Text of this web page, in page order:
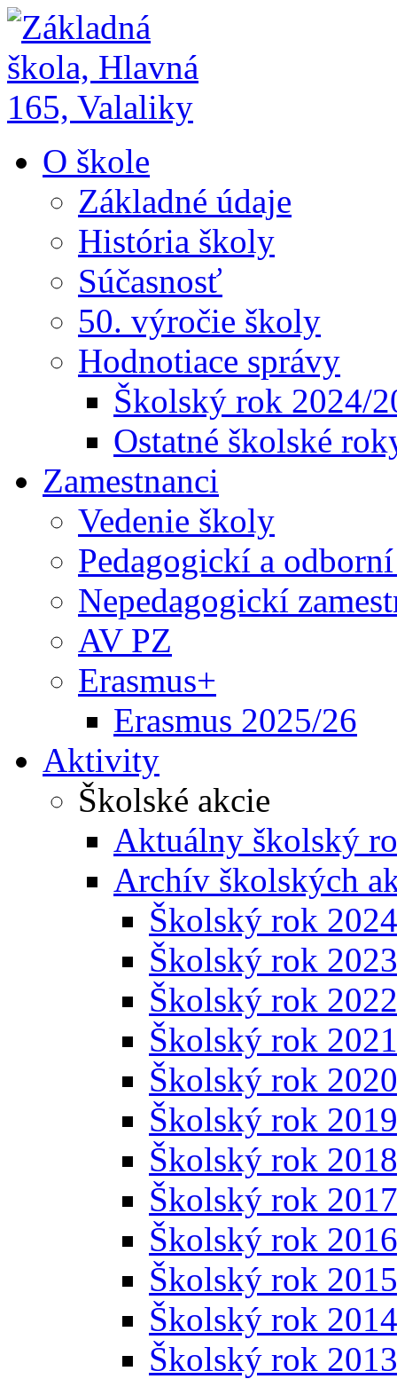
O škole
Základné údaje
História školy
Súčasnosť
50. výročie školy
Hodnotiace správy
Školský rok 2024/
Ostatné školské
Zamestnanci
Vedenie školy
Pedagogickí a
Nepedagogickí
AV PZ
Erasmus+
Erasmus 2025/26
Aktivity
Školské akcie
Aktuálny školský
Archív školských
Školský rok
Školský rok
Školský rok
Školský rok
Školský rok
Školský rok
Školský rok
Školský rok
Školský rok
Školský rok
Školský rok
Školský rok